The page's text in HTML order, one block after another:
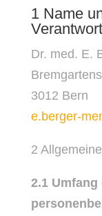
1 Name
Dr. med. E.
3012 Bern
e.berger-
2
2.1